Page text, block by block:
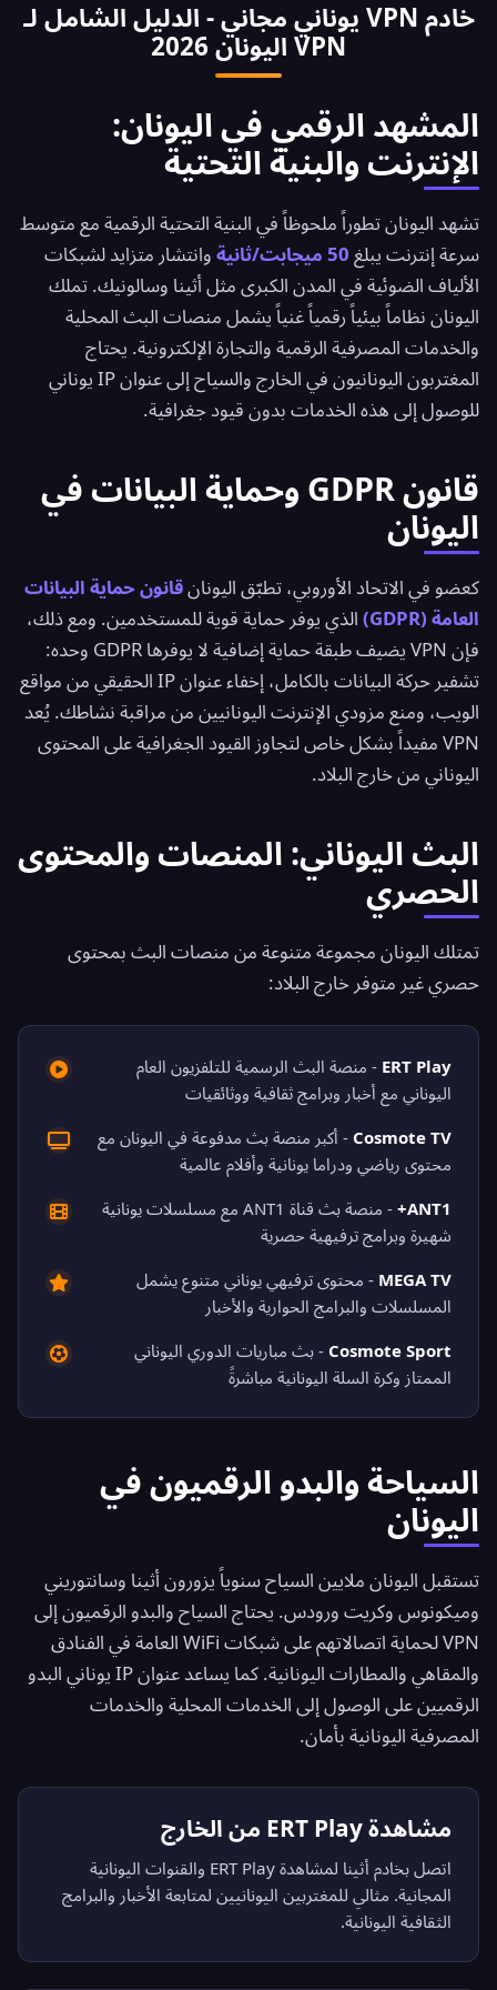
يورو شهرياً لنفس الميزات. خدمتنا المجانية تتضمن
الوصول الكامل لخوادم أثينا وسالونيك مع أداء ممتاز للبث
خادم VPN يوناني مجاني - الدليل الشامل لـ
VPN اليونان 2026
المشهد الرقمي في اليونان:
الإنترنت والبنية التحتية
تشهد اليونان تطوراً ملحوظاً في البنية التحتية الرقمية مع متوسط
سرعة إنترنت يبلغ 50 ميجابت/ثانية
وانتشار متزايد لشبكات
الألياف الضوئية في المدن الكبرى مثل أثينا وسالونيك. تملك
اليونان نظاماً بيئياً رقمياً غنياً يشمل منصات البث المحلية
والخدمات المصرفية الرقمية والتجارة الإلكترونية. يحتاج
المغتربون اليونانيون في الخارج والسياح إلى عنوان IP يوناني
للوصول إلى هذه الخدمات بدون قيود جغرافية.
قانون GDPR وحماية البيانات في
اليونان
كعضو في الاتحاد الأوروبي، تطبّق اليونانقانون حماية البيانات
العامة (GDPR)
الذي يوفر حماية قوية للمستخدمين. ومع ذلك،
فإن VPN يضيف طبقة حماية إضافية لا يوفرها GDPR وحده:
تشفير حركة البيانات بالكامل، إخفاء عنوان IP الحقيقي من مواقع
الويب، ومنع مزودي الإنترنت اليونانيين من مراقبة نشاطك. يُعد
VPN مفيداً بشكل خاص لتجاوز القيود الجغرافية على المحتوى
اليوناني من خارج البلاد.
البث اليوناني: المنصات والمحتوى
الحصري
تمتلك اليونان مجموعة متنوعة من منصات البث بمحتوى
حصري غير متوفر خارج البلاد:
ERT Play - منصة البث الرسمية للتلفزيون العام
اليوناني مع أخبار وبرامج ثقافية ووثائقيات
Cosmote TV - أكبر منصة بث مدفوعة في اليونان مع
محتوى رياضي ودراما يونانية وأفلام عالمية
ANT1+
- منصة بث قناة ANT1 مع مسلسلات يونانية
شهيرة وبرامج ترفيهية حصرية
MEGA TV - محتوى ترفيهي يوناني متنوع يشمل
المسلسلات والبرامج الحوارية والأخبار
Cosmote Sport - بث مباريات الدوري اليوناني
الممتاز وكرة السلة اليونانية مباشرةً
السياحة والبدو الرقميون في
اليونان
تستقبل اليونان ملايين السياح سنوياً يزورون أثينا وسانتوريني
وميكونوس وكريت ورودس. يحتاج السياح والبدو الرقميون إلى
VPN لحماية اتصالاتهم على شبكات WiFi العامة في الفنادق
والمقاهي والمطارات اليونانية. كما يساعد عنوان IP يوناني البدو
الرقميين على الوصول إلى الخدمات المحلية والخدمات
المصرفية اليونانية بأمان.
مشاهدة ERT Play من الخارج
اتصل بخادم أثينا لمشاهدة ERT Play والقنوات اليونانية
المجانية. مثالي للمغتربين اليونانيين لمتابعة الأخبار والبرامج
الثقافية اليونانية.